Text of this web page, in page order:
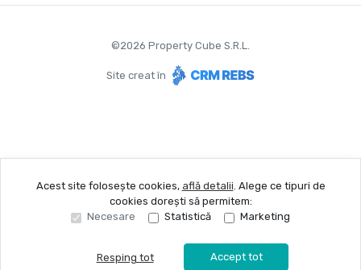
©2026 Property Cube S.R.L.
Site creat în
Acest site folosește cookies, află detalii. Alege ce tipuri de
cookies dorești să permitem:
Necesare
Statistică Marketing
Resping tot Accept tot